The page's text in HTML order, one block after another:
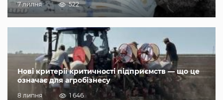
7 липня 522
Нові критерії критичності підприємств — що це
означає для агробізнесу
8 липня 1 646